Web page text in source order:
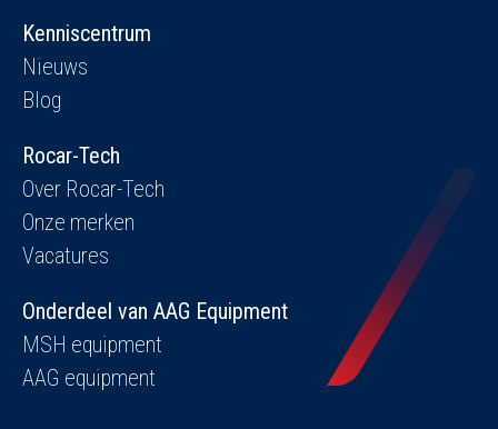
Kenniscentrum
Nieuws
Blog
Rocar-Tech
Over Rocar-Tech
Onze merken
Vacatures
Onderdeel van AAG Equipment
MSH equipment
AAG equipment